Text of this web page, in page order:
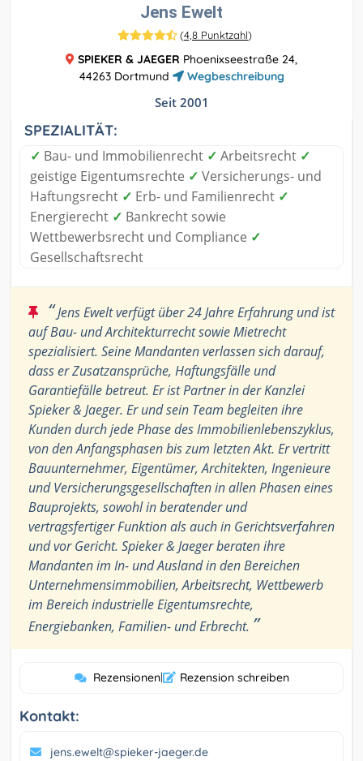
Jens Ewelt
(4,8 Punktzahl)
SPIEKER & JAEGER Phoenixseestraße 24,
44263 Dortmund
Wegbeschreibung
Seit 2001
SPEZIALITÄT:
✓ Bau- und Immobilienrecht ✓ Arbeitsrecht ✓
geistige Eigentumsrechte ✓ Versicherungs- und
Haftungsrecht ✓ Erb- und Familienrecht ✓
Energierecht ✓ Bankrecht sowie
Wettbewerbsrecht und Compliance ✓
Gesellschaftsrecht
“Jens Ewelt verfügt über 24 Jahre Erfahrung und ist
auf Bau- und Architekturrecht sowie Mietrecht
spezialisiert. Seine Mandanten verlassen sich darauf,
dass er Zusatzansprüche, Haftungsfälle und
Garantiefälle betreut. Er ist Partner in der Kanzlei
Spieker & Jaeger. Er und sein Team begleiten ihre
Kunden durch jede Phase des Immobilienlebenszyklus,
von den Anfangsphasen bis zum letzten Akt. Er vertritt
Bauunternehmer, Eigentümer, Architekten, Ingenieure
und Versicherungsgesellschaften in allen Phasen eines
Bauprojekts, sowohl in beratender und
vertragsfertiger Funktion als auch in Gerichtsverfahren
und vor Gericht. Spieker & Jaeger beraten ihre
Mandanten im In- und Ausland in den Bereichen
Unternehmensimmobilien, Arbeitsrecht, Wettbewerb
im Bereich industrielle Eigentumsrechte,
Energiebanken, Familien- und Erbrecht. ”
Rezensionen| Rezension schreiben
Kontakt:
jens.ewelt@spieker-jaeger.de